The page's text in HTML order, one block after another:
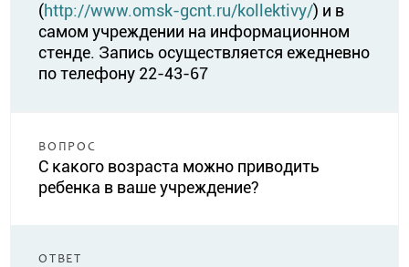
(http://www.omsk-gcnt.ru/kollektivy/) и в
самом учреждении на информационном
стенде. Запись осуществляется ежедневно
по телефону 22-43-67
ВОПРОС
С какого возраста можно приводить
ребенка в ваше учреждение?
ОТВЕТ